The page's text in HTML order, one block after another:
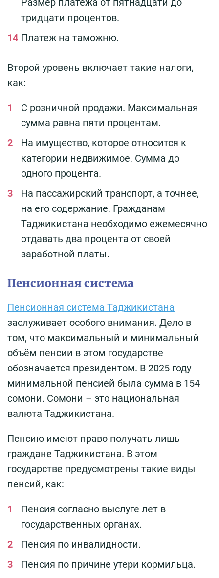
Размер платежа от пятнадцати до
тридцати процентов.
Платеж на таможню.
Второй уровень включает такие налоги,
как:
С розничной продажи. Максимальная
сумма равна пяти процентам.
На имущество, которое относится к
категории недвижимое. Сумма до
одного процента.
На пассажирский транспорт, а точнее,
на его содержание. Гражданам
Таджикистана необходимо ежемесячно
отдавать два процента от своей
заработной платы.
Пенсионная система
Пенсионная система Таджикистана
заслуживает особого внимания. Дело в
том, что максимальный и минимальный
объём пенсии в этом государстве
обозначается президентом. В 2025 году
минимальной пенсией была сумма в 154
сомони. Сомони – это национальная
валюта Таджикистана.
Пенсию имеют право получать лишь
граждане Таджикистана. В этом
государстве предусмотрены такие виды
пенсий, как:
Пенсия согласно выслуге лет в
государственных органах.
Пенсия по инвалидности.
Пенсия по причине утери кормильца.